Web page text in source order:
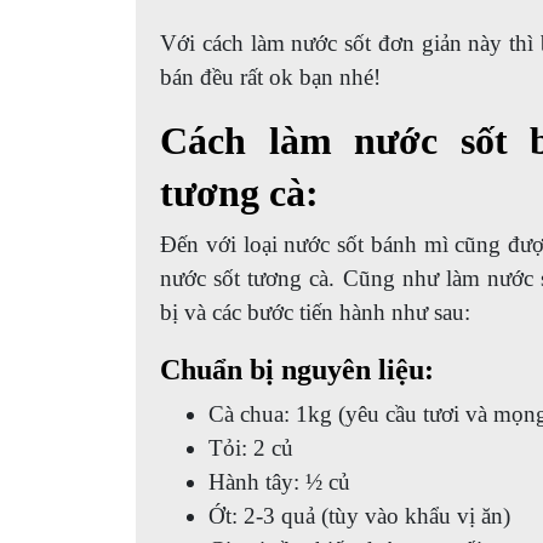
Với cách làm nước sốt đơn giản này thì
bán đều rất ok bạn nhé!
Cách làm nước sốt
tương cà:
Đến với loại nước sốt bánh mì cũng
nước sốt tương cà. Cũng như làm nước
bị và các bước tiến hành như sau:
Chuẩn bị nguyên liệu:
Cà chua: 1kg (yêu cầu tươi và
Tỏi: 2 củ
Hành tây: ½ củ
Ớt: 2-3 quả (tùy vào khẩu vị ăn)